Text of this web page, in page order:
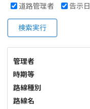
道路管理者 告示日
検索実行
管理者
時期等
路線種別
路線名